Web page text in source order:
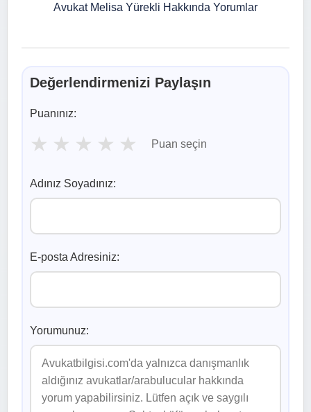
Avukat Melisa Yürekli Hakkında Yorumlar
Değerlendirmenizi Paylaşın
Puanınız:
★ ★ ★ ★ ★ Puan seçin
Adınız Soyadınız:
E-posta Adresiniz:
Yorumunuz: